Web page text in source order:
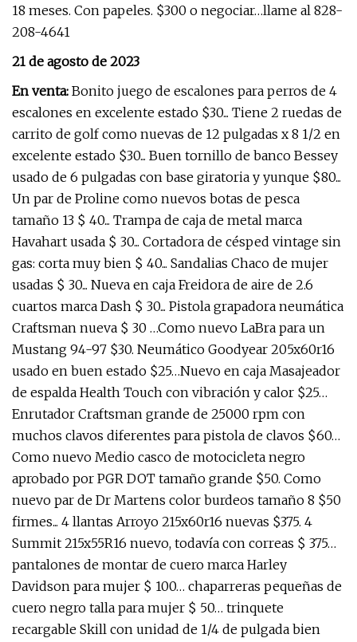
18 meses. Con papeles. $300 o negociar…llame al 828-
208-4641
21 de agosto de 2023
En venta: Bonito juego de escalones para perros de 4
escalones en excelente estado $30... Tiene 2 ruedas de
carrito de golf como nuevas de 12 pulgadas x 8 1/2 en
excelente estado $30... Buen tornillo de banco Bessey
usado de 6 pulgadas con base giratoria y yunque $80...
Un par de Proline como nuevos botas de pesca
tamaño 13 $ 40... Trampa de caja de metal marca
Havahart usada $ 30... Cortadora de césped vintage sin
gas: corta muy bien $ 40... Sandalias Chaco de mujer
usadas $ 30... Nueva en caja Freidora de aire de 2.6
cuartos marca Dash $ 30... Pistola grapadora neumática
Craftsman nueva $ 30 …Como nuevo LaBra para un
Mustang 94-97 $30. Neumático Goodyear 205x60r16
usado en buen estado $25…Nuevo en caja Masajeador
de espalda Health Touch con vibración y calor $25…
Enrutador Craftsman grande de 25000 rpm con
muchos clavos diferentes para pistola de clavos $60…
Como nuevo Medio casco de motocicleta negro
aprobado por PGR DOT tamaño grande $50. Como
nuevo par de Dr Martens color burdeos tamaño 8 $50
firmes... 4 llantas Arroyo 215x60r16 nuevas $375. 4
Summit 215x55R16 nuevo, todavía con correas $ 375…
pantalones de montar de cuero marca Harley
Davidson para mujer $ 100… chaparreras pequeñas de
cuero negro talla para mujer $ 50… trinquete
recargable Skill con unidad de 1/4 de pulgada bien